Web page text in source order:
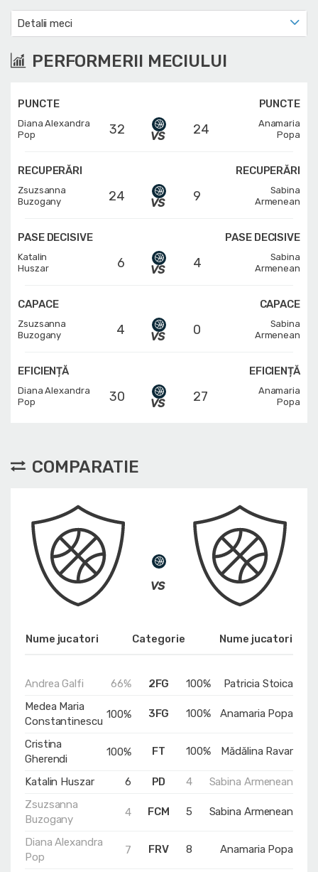
Detalii meci
PERFORMERII MECIULUI
PUNCTE
Diana Alexandra
Pop
32
PUNCTE
24
Anamaria
Popa
RECUPERĂRI
Zsuzsanna
Buzogany
24
RECUPERĂRI
9
Sabina
Armenean
PASE DECISIVE
Katalin
Huszar
6
PASE DECISIVE
4
Sabina
Armenean
CAPACE
Zsuzsanna
Buzogany
4
CAPACE
0
Sabina
Armenean
EFICIENȚĂ
Diana Alexandra
Pop
30
EFICIENȚĂ
27
Anamaria
Popa
COMPARATIE
Nume jucatori Categorie Nume jucatori
Andrea Galfi 66% 2FG 100%
Patricia Stoica
Medea Maria
Constantinescu
100% 3FG 100% Anamaria Popa
Cristina
Gherendi
100% FT 100% Mădălina Ravar
Katalin Huszar 6 PD 4
Sabina Armenean
Zsuzsanna
Buzogany
4 FCM 5 Sabina Armenean
Diana Alexandra
Pop
7 FRV 8 Anamaria Popa